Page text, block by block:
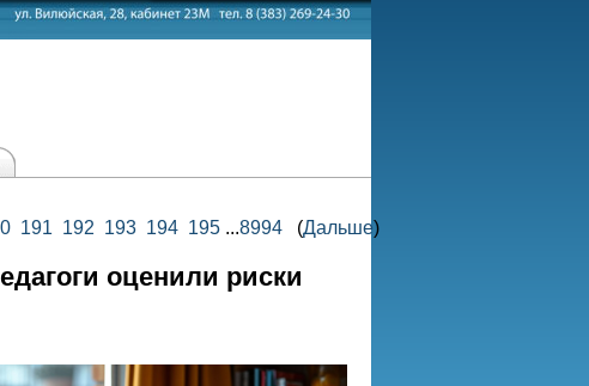
191 192 193 194 195...8994(Дальше)
оценили риски